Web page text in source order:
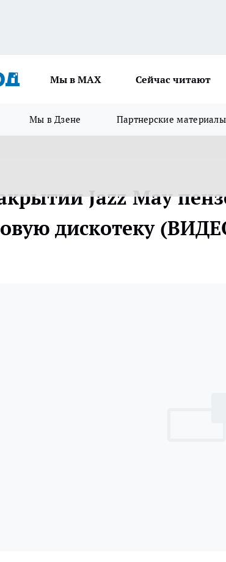
Мы в МАХ Сейчас читают
Мы в Дзене Партнерские материалы
Jazz May
дискотеку